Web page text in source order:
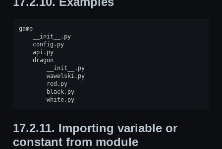
game
    __init__.py
    config.py
    api.py
    dragon
        __init__.py
        wawelski.py
        red.py
        black.py
        white.py
17.2.11. Importing variable or
constant from module